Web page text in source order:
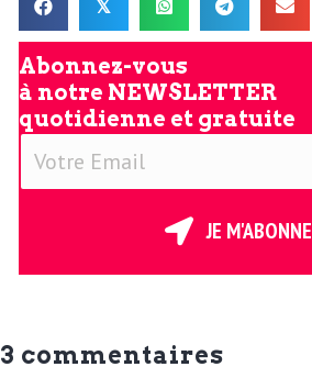
𝕏
Abonnez-vous
à notre NEWSLETTER
quotidienne et gratuite
V
E
JE M'ABONNE
3 commentaires